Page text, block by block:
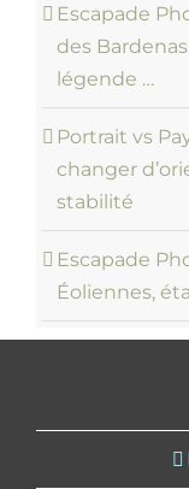
Escapade
des
légende …
Portrait vs
changer
stabilité
Escapade
Éoliennes,